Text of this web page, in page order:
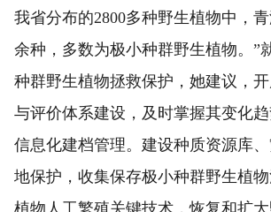
我省分布的2800多种野生植物中，
余种，多数为极小种群野生植物。”
种群野生植物拯救保护，她建议，
与评价体系建设，及时掌握其变化
信息化建档管理。建设种质资源库
地保护，收集保存极小种群野生植